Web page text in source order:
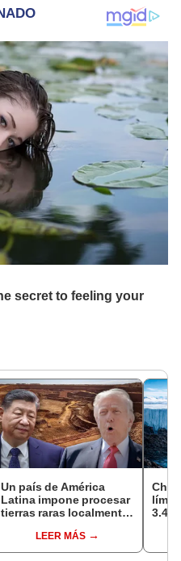
Un país de América
Latina impone procesar
tierras raras localmente
competencia entre
China y Estados Unidos
LEER MÁS